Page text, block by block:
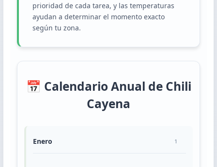
prioridad de cada tarea, y las temperaturas
ayudan a determinar el momento exacto
según tu zona.
📅 Calendario Anual de Chili
Cayena
Enero 1